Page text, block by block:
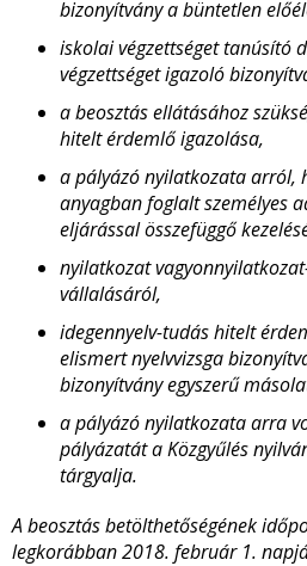
bizonyítvány a büntetlen
iskolai végzettséget tanúsító
végzettséget igazoló
a beosztás ellátásához
hitelt érdemlő igazolása,
a pályázó nyilatkozata arról,
anyagban foglalt személyes
eljárással összefüggő
nyilatkozat
vállalásáról,
idegennyelv-tudás hitelt
elismert nyelvvizsga
bizonyítvány egyszerű
a pályázó nyilatkozata arra
pályázatát a Közgyűlés
tárgyalja.
A beosztás betölthetőségének
legkorábban 2018. február 1.